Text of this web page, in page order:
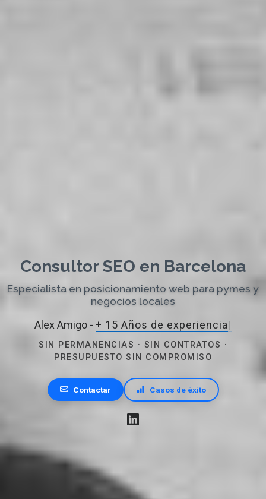
Consultor SEO en Barcelona
Especialista en posicionamiento web para pymes y
negocios locales
Alex Amigo - + 15 Años de exper|
SIN PERMANENCIAS · SIN CONTRATOS ·
PRESUPUESTO SIN COMPROMISO
Contactar Casos de éxito